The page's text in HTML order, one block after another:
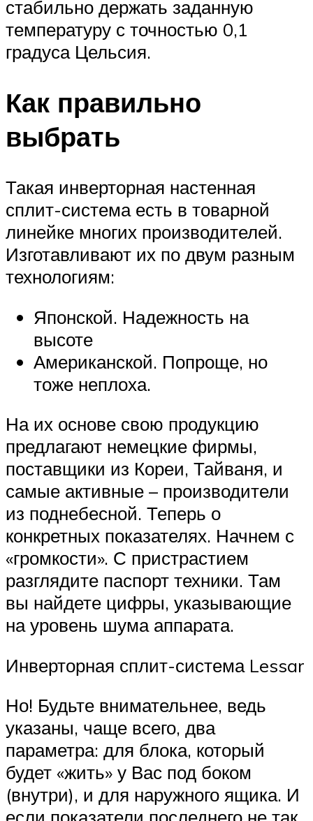
стабильно держать заданную
температуру с точностью 0,1
градуса Цельсия.
Как правильно
выбрать
Такая инверторная настенная
сплит-система есть в товарной
линейке многих производителей.
Изготавливают их по двум разным
технологиям:
Японской. Надежность на
высоте
Американской. Попроще, но
тоже неплоха.
На их основе свою продукцию
предлагают немецкие фирмы,
поставщики из Кореи, Тайваня, и
самые активные – производители
из поднебесной. Теперь о
конкретных показателях. Начнем с
«громкости». С пристрастием
разглядите паспорт техники. Там
вы найдете цифры, указывающие
на уровень шума аппарата.
Инверторная сплит-система Lessar
Но! Будьте внимательнее, ведь
указаны, чаще всего, два
параметра: для блока, который
будет «жить» у Вас под боком
(внутри), и для наружного ящика. И